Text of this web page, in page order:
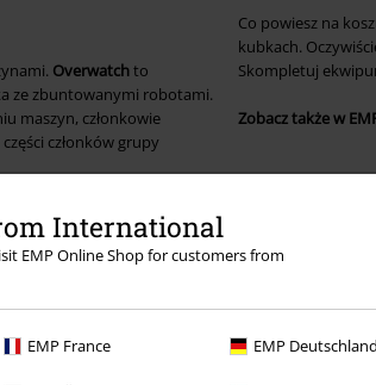
International
EMP Online Shop for customers from
EMP France EMP Deutschland
Overwatchto
ze zbuntowanymi robotami.
maszyn, członkowie
członków grupy
Co powiesz na
kubkach.
Skompletuj
Zobacz także w